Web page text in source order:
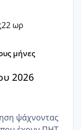
22 ωρ
μήνες
2026
ψάχνοντας